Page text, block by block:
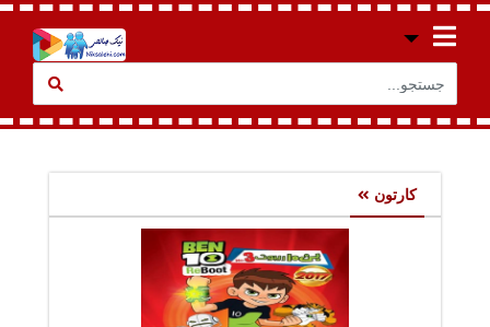
کارتون